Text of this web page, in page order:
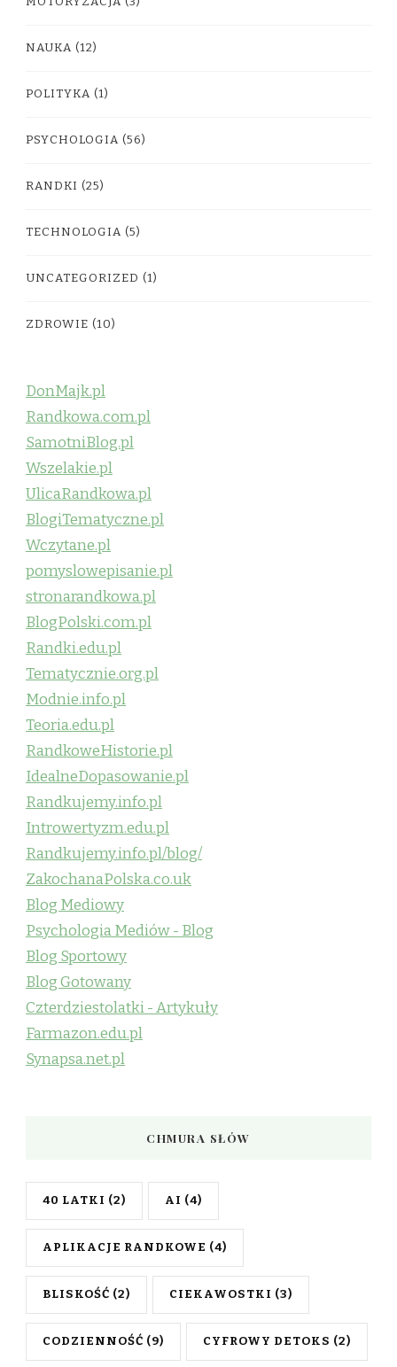
NAUKA (12)
POLITYKA (1)
PSYCHOLOGIA (56)
RANDKI (25)
TECHNOLOGIA (5)
UNCATEGORIZED (1)
ZDROWIE (10)
DonMajk.pl
Randkowa.com.pl
SamotniBlog.pl
Wszelakie.pl
UlicaRandkowa.pl
BlogiTematyczne.pl
Wczytane.pl
pomyslowepisanie.pl
stronarandkowa.pl
BlogPolski.com.pl
Randki.edu.pl
Tematycznie.org.pl
Modnie.info.pl
Teoria.edu.pl
RandkoweHistorie.pl
IdealneDopasowanie.pl
Randkujemy.info.pl
Introwertyzm.edu.pl
Randkujemy.info.pl/blog/
ZakochanaPolska.co.uk
Blog Mediowy
Psychologia Mediów - Blog
Blog Sportowy
Blog Gotowany
Czterdziestolatki - Artykuły
Farmazon.edu.pl
Synapsa.net.pl
CHMURA SŁÓW
40 LATKI (2) AI (4)
APLIKACJE RANDKOWE (4)
BLISKOŚĆ (2) CIEKAWOSTKI (3)
CODZIENNOŚĆ (9) CYFROWY DETOKS (2)